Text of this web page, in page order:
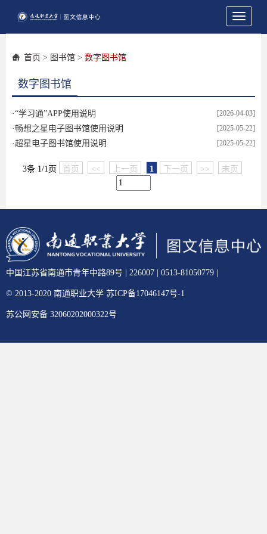
Toggle
首页 > 图书馆 > 数字图书馆
数字图书馆
[2026-04-03]
·“学习通”APP使用说明
[2025-05-22]
·畅想之星电子图书馆使用说明
[2025-05-22]
·超星电子图书馆使用说明
3条 1/1页 首页 << 上一页 1 下一页 >> 末页
中国江苏省南通市青年中路89号 | 226007 | 0513-81050779 |
© 2013-2020 南通职业大学 苏ICP备17046147号-1
苏公网安备 32060202000322号